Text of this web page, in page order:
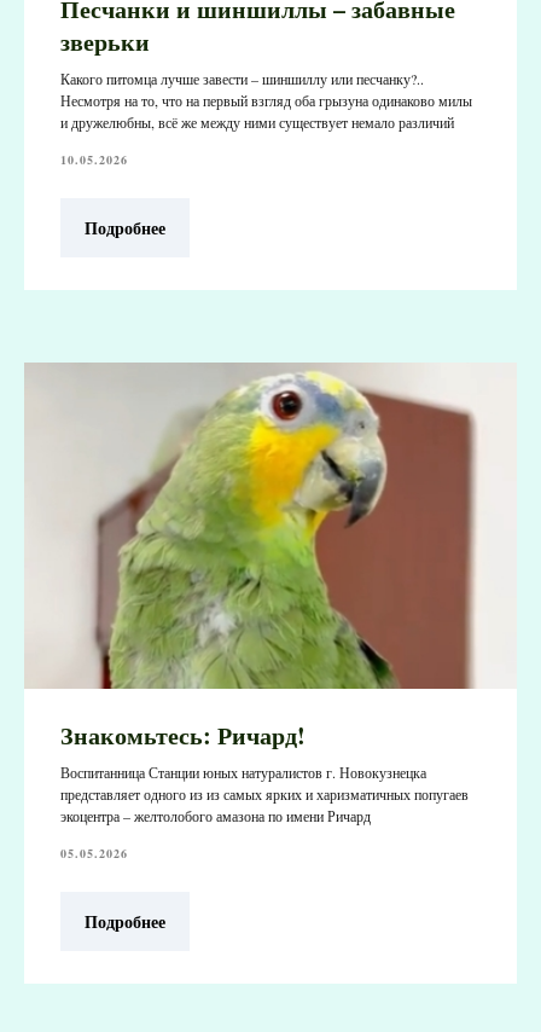
Песчанки и шиншиллы – забавные
зверьки
Какого питомца лучше завести – шиншиллу или песчанку?..
Несмотря на то, что на первый взгляд оба грызуна одинаково милы
и дружелюбны, всё же между ними существует немало различий
10.05.2026
Подробнее
Знакомьтесь: Ричард!
Воспитанница Станции юных натуралистов г. Новокузнецка
представляет одного из из самых ярких и харизматичных попугаев
экоцентра – желтолобого амазона по имени Ричард
05.05.2026
Подробнее